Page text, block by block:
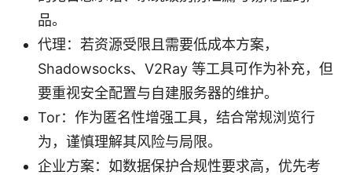
品。
代理：若资源受限且需要低成本方案，
Shadowsocks、V2Ray 等工具可作为补充，但
要重视安全配置与自建服务器的维护。
Tor：作为匿名性增强工具，结合常规浏览行
为，谨慎理解其风险与局限。
企业方案：如数据保护合规性要求高，优先考